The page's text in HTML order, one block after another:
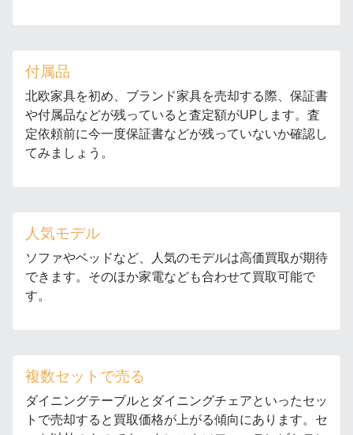
付属品
北欧家具を初め、ブランド家具を売却する際、保証書
や付属品などが残っていると査定額がUPします。査
定依頼前に今一度保証書などが残っていないか確認し
てみましょう。
人気モデル
ソファやベッドなど、人気のモデルは高価買取が期待
できます。そのほか家電なども合わせて買取可能で
す。
複数セットで売る
ダイニングテーブルとダイニングチェアといったセッ
トで売却すると買取価格が上がる傾向にあります。セ